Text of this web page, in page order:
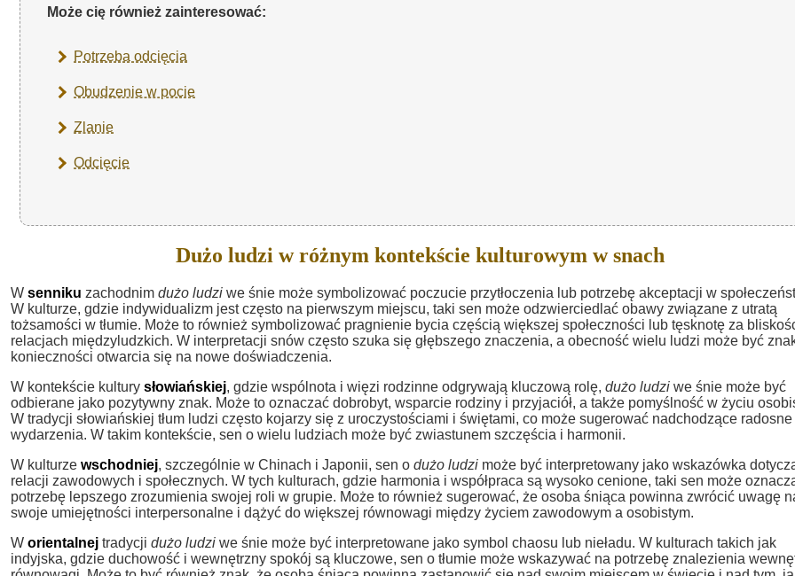
Może cię również zainteresować:
Potrzeba odcięcia
Obudzenie w pocie
Zlanie
Odcięcie
Dużo ludzi w różnym kontekście kulturowym w snach
W senniku zachodnim dużo ludzi we śnie może symbolizować poczucie przytłoczenia lub potrzebę akceptacji w
W kulturze, gdzie indywidualizm jest często na pierwszym miejscu, taki sen może odzwierciedlać obawy związane z utratą
tożsamości w tłumie. Może to również symbolizować pragnienie bycia częścią większej społeczności lub tęsknotę za
relacjach międzyludzkich. W interpretacji snów często szuka się głębszego znaczenia, a obecność wielu ludzi może być
konieczności otwarcia się na nowe doświadczenia.
W kontekście kultury słowiańskiej, gdzie wspólnota i więzi rodzinne odgrywają kluczową rolę, dużo ludzi we śnie może być
odbierane jako pozytywny znak. Może to oznaczać dobrobyt, wsparcie rodziny i przyjaciół, a także pomyślność w życiu
W tradycji słowiańskiej tłum ludzi często kojarzy się z uroczystościami i świętami, co może sugerować nadchodzące radosne
wydarzenia. W takim kontekście, sen o wielu ludziach może być zwiastunem szczęścia i harmonii.
W kulturze wschodniej, szczególnie w Chinach i Japonii, sen o dużo ludzi może być interpretowany jako wskazówka
relacji zawodowych i społecznych. W tych kulturach, gdzie harmonia i współpraca są wysoko cenione, taki sen może
potrzebę lepszego zrozumienia swojej roli w grupie. Może to również sugerować, że osoba śniąca powinna zwrócić uwagę
swoje umiejętności interpersonalne i dążyć do większej równowagi między życiem zawodowym a osobistym.
W orientalnej tradycji dużo ludzi we śnie może być interpretowane jako symbol chaosu lub nieładu. W kulturach takich jak
indyjska, gdzie duchowość i wewnętrzny spokój są kluczowe, sen o tłumie może wskazywać na potrzebę znalezienia